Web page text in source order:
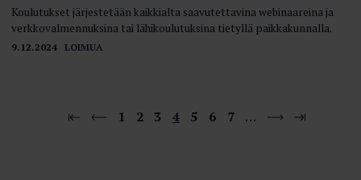
9.12.2024 LOIMUA
Koulutukset järjestetään kaikkialta saavutettavina webinaareina ja
verkkovalmennuksina tai lähikoulutuksina tietyllä paikkakunnalla.
1 2 3 4 5 6 7 …